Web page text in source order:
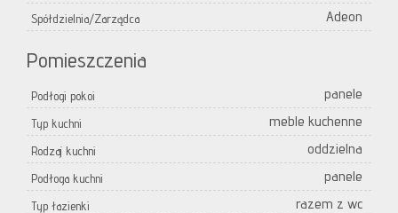
Spółdzielnia/Zarządca Adeon
Pomieszczenia
Podłogi pokoi panele
Typ kuchni meble kuchenne
Rodzaj kuchni oddzielna
Podłoga kuchni panele
Typ łazienki razem z wc